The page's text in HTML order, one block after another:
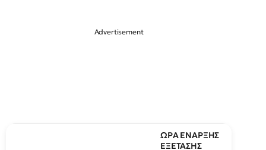
ΩΡΑ ΕΝΑΡΞΗΣ
ΕΞΕΤΑΣΗΣ